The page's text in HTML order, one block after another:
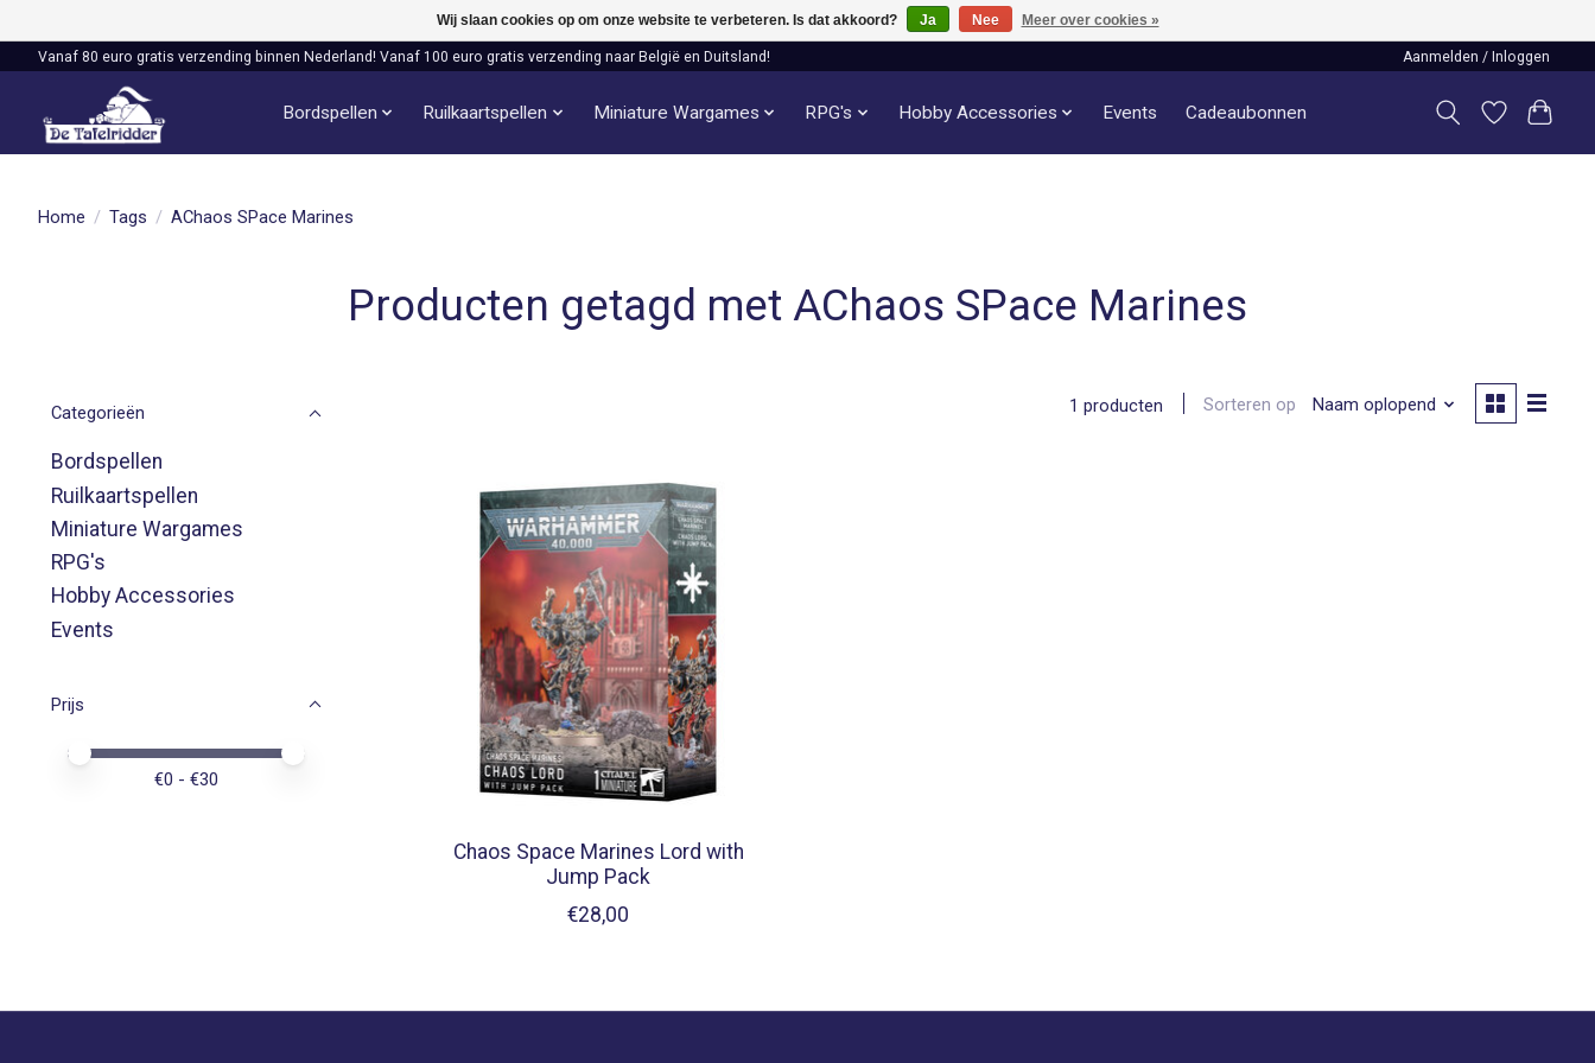
Vanaf 80 euro gratis verzending binnen Nederland! Vanaf 100 euro gratis verzending naar België en Duitsland! Aanmelden / Inloggen
Bordspellen Ruilkaartspellen Miniature Wargames RPG's Hobby Accessories Events Cadeaubonnen
Home / Tags / AChaos SPace Marines
Producten getagd met AChaos SPace Marines
Categorieën
Bordspellen
Ruilkaartspellen
Miniature Wargames
RPG's
Hobby Accessories
Events
Prijs
Minimale prijswaarde
Price maximum value
€0 - €30
1 producten Sorteren op Naam oplopend
Chaos Space Marines Lord with
Jump Pack
€28,00
Wij slaan cookies op om onze website te verbeteren. Is dat akkoord? Ja Nee Meer over cookies »